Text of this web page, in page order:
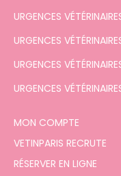
URGENCES
URGENCES
URGENCES
URGENCES
MON COMPTE
VETINPARIS RECRUTE
RÉSERVER EN LIGNE